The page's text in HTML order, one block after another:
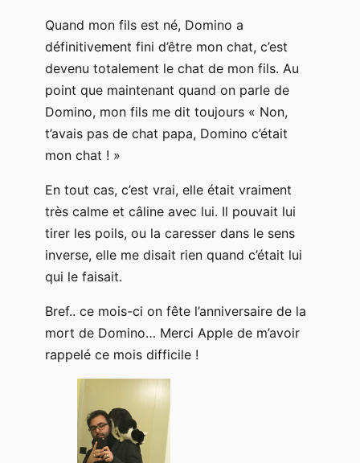
Quand mon fils est né, Domino a
définitivement fini d’être mon chat, c’est
devenu totalement le chat de mon fils. Au
point que maintenant quand on parle de
Domino, mon fils me dit toujours « Non,
t’avais pas de chat papa, Domino c’était
mon chat ! »
En tout cas, c’est vrai, elle était vraiment
très calme et câline avec lui. Il pouvait lui
tirer les poils, ou la caresser dans le sens
inverse, elle me disait rien quand c’était lui
qui le faisait.
Bref.. ce mois-ci on fête l’anniversaire de la
mort de Domino… Merci Apple de m’avoir
rappelé ce mois difficile !